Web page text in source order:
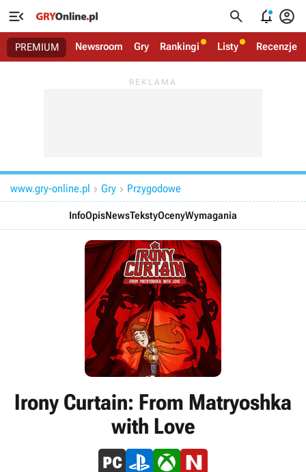
   
PREMIUM Newsroom Gry Rankingi Listy Recenzje
www.gry-online.pl  Gry  Przygodowe
InfoOpisNewsTekstyOcenyWymagania
Irony Curtain: From Matryoshka
with Love